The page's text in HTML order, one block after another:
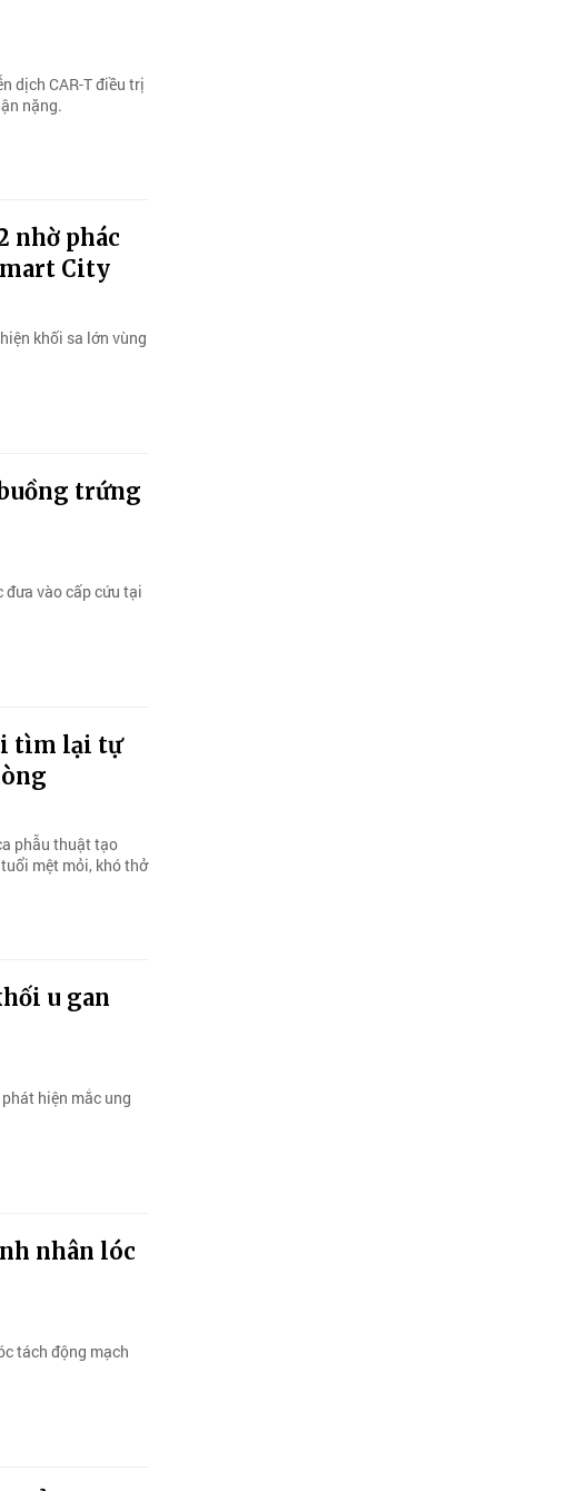
dịch CAR-T điều trị
nặng.
nhờ phác
City
khối sa lớn vùng
trứng
đưa vào cấp cứu tại
tìm lại tự
phẫu thuật tạo
mệt mỏi, khó thở
u gan
hiện mắc ung
nhân lóc
tách động mạch